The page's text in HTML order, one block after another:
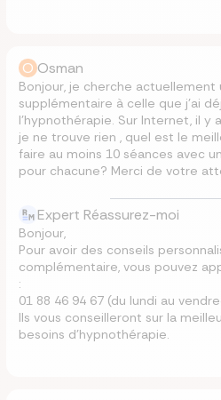
O Osman
Bonjour, je cherche actuellement
supplémentaire à celle que j’ai
l’hypnothérapie. Sur Internet, il
je ne trouve rien , quel est le
faire au moins 10 séances avec
pour chacune? Merci de votre
Expert Réassurez-moi
Bonjour,
Pour avoir des conseils
complémentaire, vous pouvez
:
01 88 46 94 67 (du lundi au
Ils vous conseilleront sur la
besoins d’hypnothérapie.